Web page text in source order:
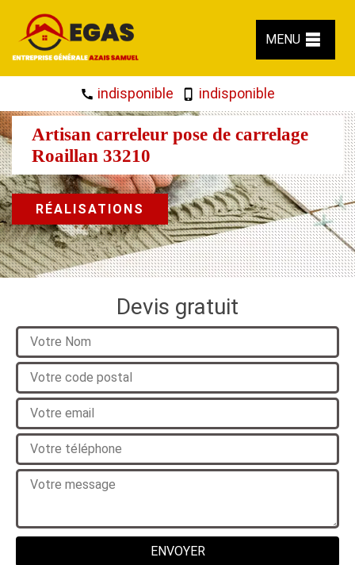
MENU
indisponible indisponible
Artisan carreleur pose de carrelage
Roaillan 33210
RÉALISATIONS
Devis gratuit